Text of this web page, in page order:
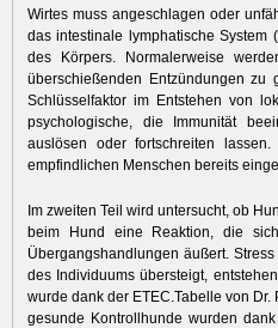
Wirtes muss angeschlagen oder
das intestinale lymphatische System
des Körpers. Normalerweise
überschießenden Entzündungen
Schlüsselfaktor im Entstehen von
psychologische, die Immunität
auslösen oder fortschreiten
empfindlichen Menschen bereits
Im zweiten Teil wird untersucht, ob
beim Hund eine Reaktion, die
Übergangshandlungen äußert.
des Individuums übersteigt,
wurde dank der ETEC.Tabelle von
gesunde Kontrollhunde wurden